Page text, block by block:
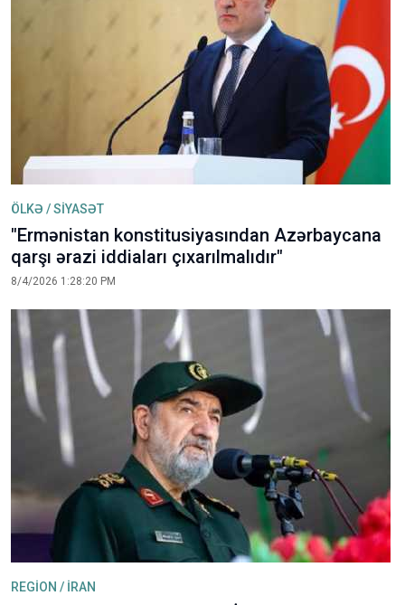
ÖLKƏ / SİYASƏT
"Ermənistan konstitusiyasından Azərbaycana
qarşı ərazi iddiaları çıxarılmalıdır"
8/4/2026 1:28:20 PM
REGİON / İRAN